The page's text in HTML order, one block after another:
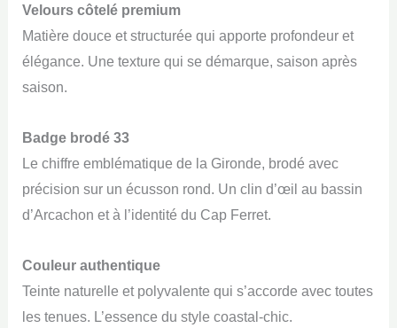
Velours côtelé premium
Matière douce et structurée qui apporte profondeur et
élégance. Une texture qui se démarque, saison après
saison.
Badge brodé 33
Le chiffre emblématique de la Gironde, brodé avec
précision sur un écusson rond. Un clin d’œil au bassin
d’Arcachon et à l’identité du Cap Ferret.
Couleur authentique
Teinte naturelle et polyvalente qui s’accorde avec toutes
les tenues. L’essence du style coastal-chic.